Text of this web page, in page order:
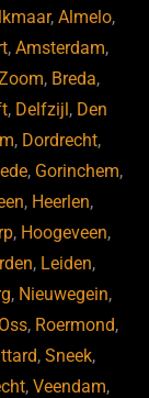
,Almelo,
,Amsterdam,
, Breda,
, Delfzijl , Den
, Dordrecht,
, Gorinchem,
, Heerlen,
, Hoogeveen,
, Leiden,
, Nieuwegein,
Oss, Roermond,
, Sneek,
,Veendam,